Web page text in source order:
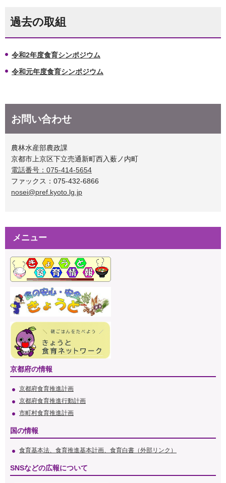
過去の取組
令和2年度食育シンポジウム
令和元年度食育シンポジウム
お問い合わせ
農林水産部農政課
京都市上京区下立売通新町西入薮ノ内町
電話番号：075-414-5654
ファックス：075-432-6866
nosei@pref.kyoto.lg.jp
メニュー
京都府の情報
京都府食育推進計画
京都府食育推進行動計画
市町村食育推進計画
国の情報
食育基本法、食育推進基本計画、食育白書（外部リンク）
SNSなどの広報について